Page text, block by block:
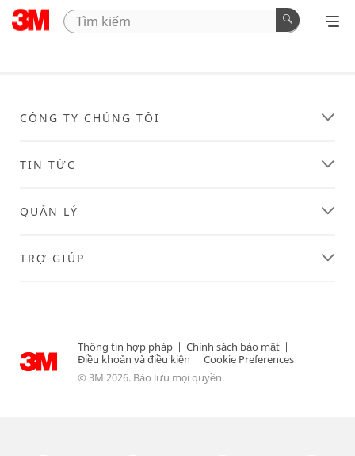
CÔNG TY CHÚNG TÔI
TIN TỨC
QUẢN LÝ
TRỢ GIÚP
Thông tin hợp pháp | Chính sách bảo mật |
Điều khoản và điều kiện | Cookie Preferences
© 3M 2026. Bảo lưu mọi quyền.